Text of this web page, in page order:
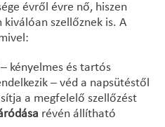
évről évre nő, hiszen
szellőznek is. A
– kényelmes és tartós
– véd a napsütéstől
a megfelelő szellőzést
révén állítható